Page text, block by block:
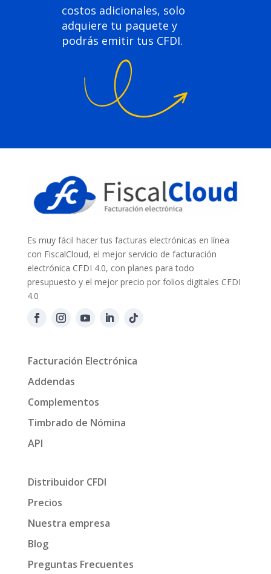
costos adicionales, solo
adquiere tu paquete y
podrás emitir tus CFDI.
Es muy fácil hacer tus facturas electrónicas en línea
con FiscalCloud, el mejor servicio de facturación
electrónica CFDI 4.0, con planes para todo
presupuesto y el mejor precio por folios digitales CFDI
4.0
Facturación Electrónica
Addendas
Complementos
Timbrado de Nómina
API
Distribuidor CFDI
Precios
Nuestra empresa
Blog
Preguntas Frecuentes